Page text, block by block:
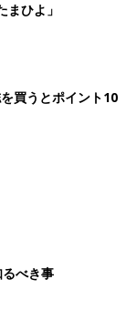
・女」で分けられて
の外見に対して
ー差別があると
ェーデンは移民
の文化的な価値
いるのも事実で
ひよ」
買うとポイント10
べき事